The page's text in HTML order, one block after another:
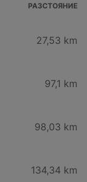
РАЗСТОЯНИЕ
27,53 km
97,1 km
98,03 km
134,34 km